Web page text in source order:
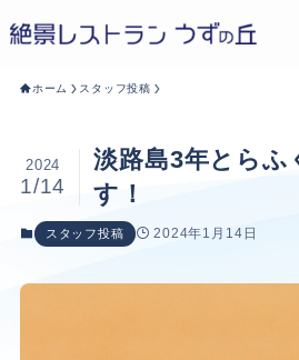
ホーム スタッフ投稿
淡路島3年とらふ
す！
2024
1/14
スタッフ投稿 2024年1月14日